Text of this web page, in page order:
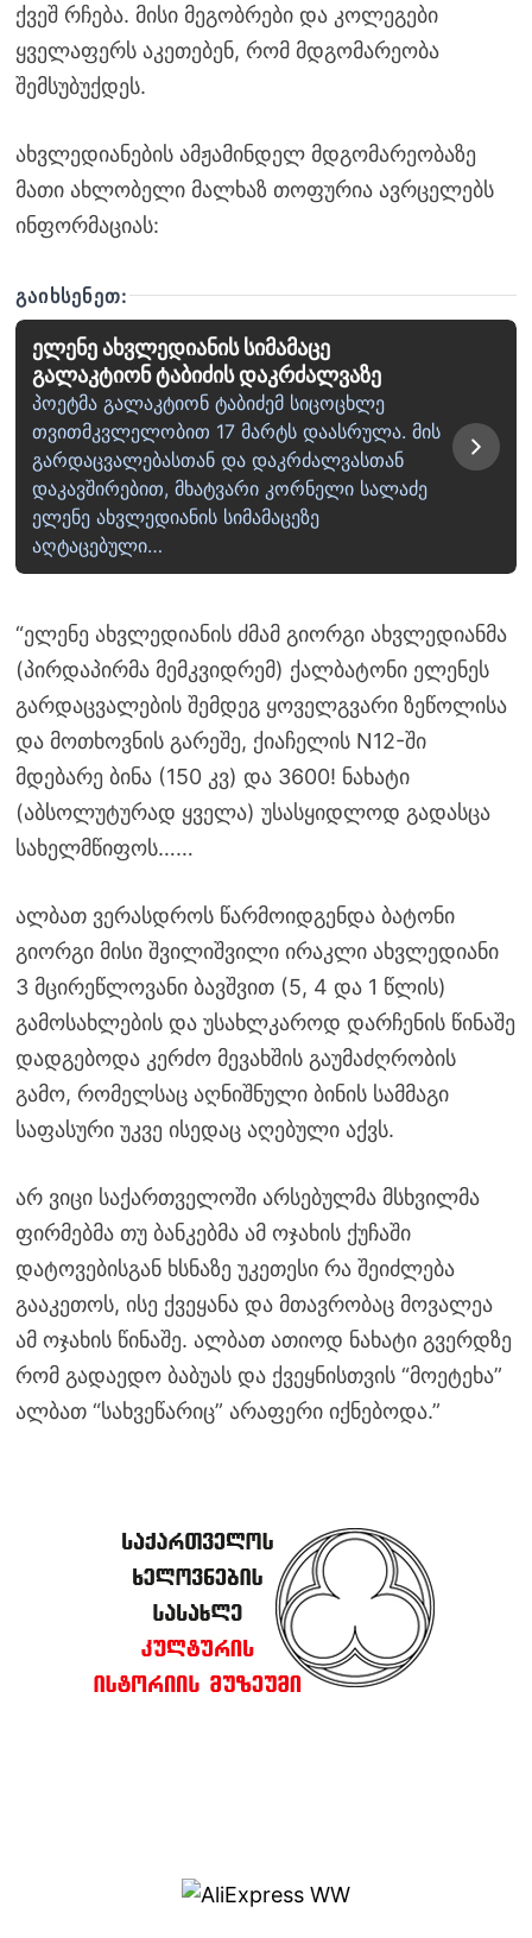
ქვეშ რჩება. მისი მეგობრები და კოლეგები
ყველაფერს აკეთებენ, რომ მდგომარეობა
შემსუბუქდეს.
ახვლედიანების ამჟამინდელ მდგომარეობაზე
მათი ახლობელი მალხაზ თოფურია ავრცელებს
ინფორმაციას:
ᲒᲐᲘᲮᲡᲔᲜᲔᲗ:
ელენე ახვლედიანის სიმამაცე
გალაკტიონ ტაბიძის დაკრძალვაზე
პოეტმა გალაკტიონ ტაბიძემ სიცოცხლე
თვითმკვლელობით 17 მარტს დაასრულა. მის
გარდაცვალებასთან და დაკრძალვასთან
დაკავშირებით, მხატვარი კორნელი სალაძე
ელენე ახვლედიანის სიმამაცეზე
აღტაცებული…
“ელენე ახვლედიანის ძმამ გიორგი ახვლედიანმა
(პირდაპირმა მემკვიდრემ) ქალბატონი ელენეს
გარდაცვალების შემდეგ ყოველგვარი ზეწოლისა
და მოთხოვნის გარეშე, ქიაჩელის N12-ში
მდებარე ბინა (150 კვ) და 3600! ნახატი
(აბსოლუტურად ყველა) უსასყიდლოდ გადასცა
სახელმწიფოს……
ალბათ ვერასდროს წარმოიდგენდა ბატონი
გიორგი მისი შვილიშვილი ირაკლი ახვლედიანი
3 მცირეწლოვანი ბავშვით (5, 4 და 1 წლის)
გამოსახლების და უსახლკაროდ დარჩენის წინაშე
დადგებოდა კერძო მევახშის გაუმაძღრობის
გამო, რომელსაც აღნიშნული ბინის სამმაგი
საფასური უკვე ისედაც აღებული აქვს.
არ ვიცი საქართველოში არსებულმა მსხვილმა
ფირმებმა თუ ბანკებმა ამ ოჯახის ქუჩაში
დატოვებისგან ხსნაზე უკეთესი რა შეიძლება
გააკეთოს, ისე ქვეყანა და მთავრობაც მოვალეა
ამ ოჯახის წინაშე. ალბათ ათიოდ ნახატი გვერდზე
რომ გადაედო ბაბუას და ქვეყნისთვის “მოეტეხა”
ალბათ “სახვეწარიც” არაფერი იქნებოდა.”